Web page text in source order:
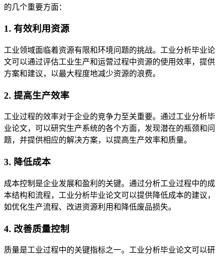
的几个重要方面：
1. 有效利用资源
工业领域面临着资源有限和环境问题的挑战。工业分析毕业论
文可以通过评估工业生产和运营过程中资源的使用效率，提供
方案和建议，以最大程度地减少资源的浪费。
2. 提高生产效率
工业过程的效率对于企业的竞争力至关重要。通过工业分析毕
业论文，可以研究生产系统的各个方面，发现潜在的瓶颈和问
题，并提供相应的解决方案，以提高生产效率和质量。
3. 降低成本
成本控制是企业发展和盈利的关键。通过分析工业过程中的成
本结构和流程，工业分析毕业论文可以提供降低成本的建议，
如优化生产流程、改进资源利用和降低废品损失。
4. 改善质量控制
质量是工业过程中的关键指标之一。工业分析毕业论文可以研